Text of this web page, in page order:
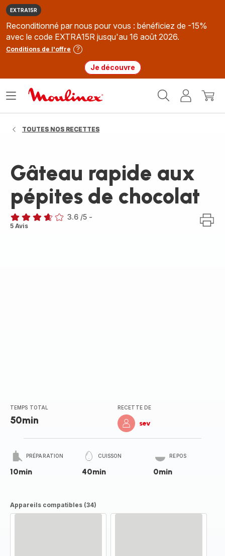
EXTRA15R
Reconditionné par nous pour vous : bénéficiez de -15%
avec le code EXTRA15R jusqu'au 16 août 2026.
Conditions de l'offre
Je découvre
MonMon
Ouvrir
TOUTES NOS RECETTES
Gâteau rapide aux
pépites de chocolat
ratings.3.6
3.6 /5 -
5 Avis
TEMPS TOTAL
50min
RECETTE DE
sev
PRÉPARATION
10min
CUISSON
40min
REPOS
0min
Appareils compatibles (34)